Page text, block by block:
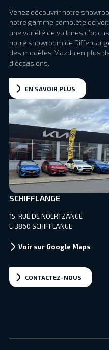
SCHIFFLANGE
15, RUE DE NOERTZANGE
L-3860 SCHIFFLANGE
Voir sur Google Maps
CONTACTEZ-NOUS
Venez découvrir notre
notre gamme complète de
une variété de voitures
notre showroom de
des modèles Mazda en plus
d’occasions.
EN SAVOIR PLUS